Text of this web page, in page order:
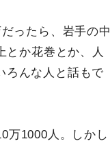
ったら、岩手の中
とか花巻とか、人
ろんな人と話もで
万1000人。しかし